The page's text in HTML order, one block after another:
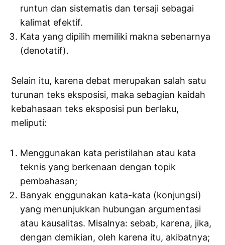
runtun dan sistematis dan tersaji sebagai
kalimat efektif.
Kata yang dipilih memiliki makna sebenarnya
(denotatif).
Selain itu, karena debat merupakan salah satu
turunan teks eksposisi, maka sebagian kaidah
kebahasaan teks eksposisi pun berlaku,
meliputi:
Menggunakan kata peristilahan atau kata
teknis yang berkenaan dengan topik
pembahasan;
Banyak enggunakan kata-kata (konjungsi)
yang menunjukkan hubungan argumentasi
atau kausalitas. Misalnya: sebab, karena, jika,
dengan demikian, oleh karena itu, akibatnya;